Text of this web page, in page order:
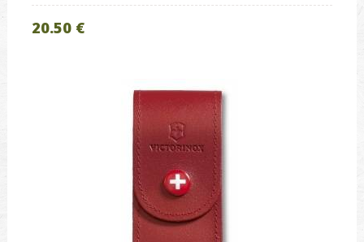
20.50 €